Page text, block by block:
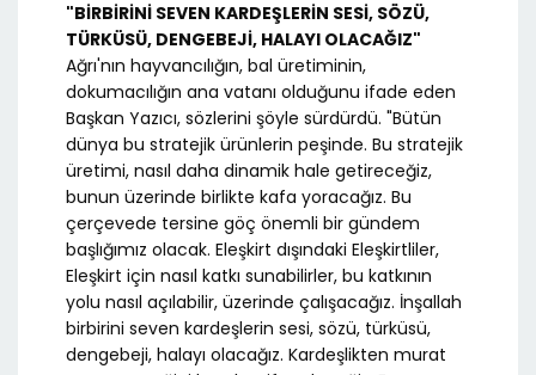
"BİRBİRİNİ SEVEN KARDEŞLERİN SESİ, SÖZÜ,
TÜRKÜSÜ, DENGEBEJİ, HALAYI OLACAĞIZ"
Ağrı'nın hayvancılığın, bal üretiminin,
dokumacılığın ana vatanı olduğunu ifade eden
Başkan Yazıcı, sözlerini şöyle sürdürdü. "Bütün
dünya bu stratejik ürünlerin peşinde. Bu stratejik
üretimi, nasıl daha dinamik hale getireceğiz,
bunun üzerinde birlikte kafa yoracağız. Bu
çerçevede tersine göç önemli bir gündem
başlığımız olacak. Eleşkirt dışındaki Eleşkirtliler,
Eleşkirt için nasıl katkı sunabilirler, bu katkının
yolu nasıl açılabilir, üzerinde çalışacağız. İnşallah
birbirini seven kardeşlerin sesi, sözü, türküsü,
dengebeji, halayı olacağız. Kardeşlikten murat